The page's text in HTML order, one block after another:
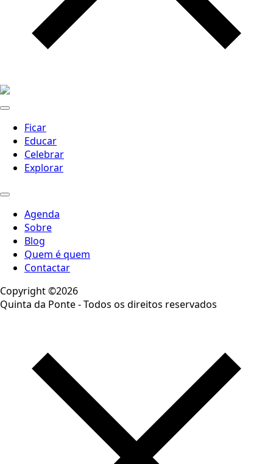
Ficar
Educar
Celebrar
Explorar
Agenda
Sobre
Blog
Quem é quem
Contactar
Copyright ©2026
Quinta da Ponte - Todos os direitos reservados